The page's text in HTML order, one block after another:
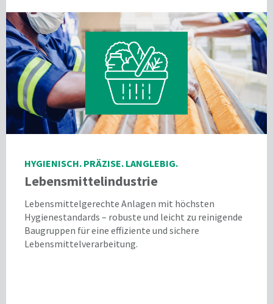
HYGIENISCH. PRÄZISE. LANGLEBIG.
Lebensmittelindustrie
Lebensmittelgerechte Anlagen mit höchsten
Hygienestandards – robuste und leicht zu reinigende
Baugruppen für eine effiziente und sichere
Lebensmittelverarbeitung.